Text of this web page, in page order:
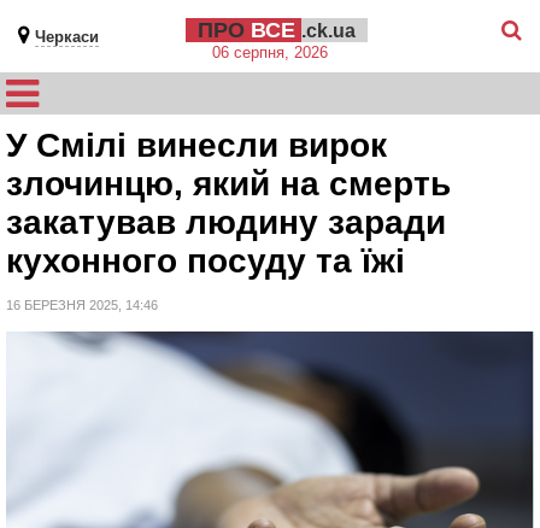
Черкаси ПРО ВСЕ .ck.ua
06 серпня, 2026
У Смілі винесли вирок
злочинцю, який на смерть
закатував людину заради
кухонного посуду та їжі
16 БЕРЕЗНЯ 2025, 14:46